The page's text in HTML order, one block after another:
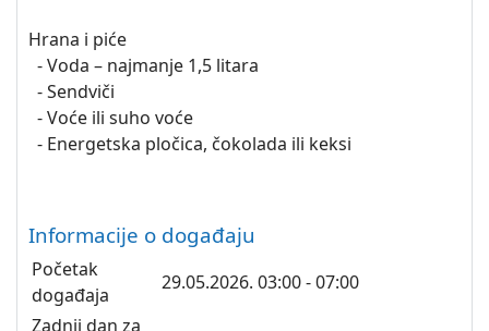
Hrana i piće
- Voda – najmanje 1,5 litara
- Sendviči
- Voće ili suho voće
- Energetska pločica, čokolada ili keksi
Informacije o događaju
Početak
događaja
29.05.2026. 03:00 - 07:00
Zadnji dan za